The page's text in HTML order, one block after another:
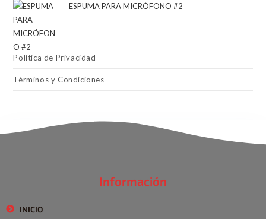
ESPUMA PARA MICRÓFONO #2
Política de Privacidad
Términos y Condiciones
Información
INICIO